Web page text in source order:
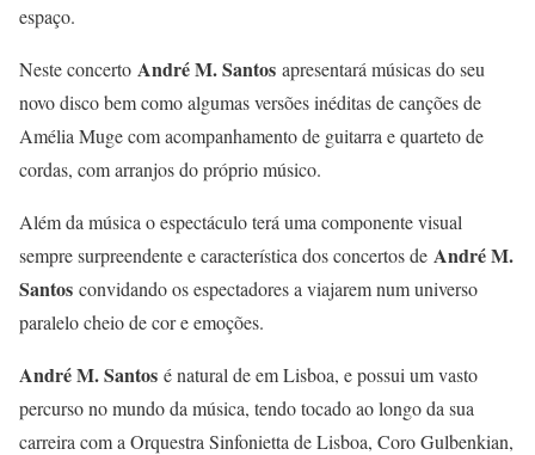
espaço.
Neste concerto André M. Santos apresentará músicas do seu
novo disco bem como algumas versões inéditas de canções de
Amélia Muge com acompanhamento de guitarra e quarteto de
cordas, com arranjos do próprio músico.
Além da música o espectáculo terá uma componente visual
sempre surpreendente e característica dos concertos de André M.
Santos convidando os espectadores a viajarem num universo
paralelo cheio de cor e emoções.
André M. Santos é natural de em Lisboa, e possui um vasto
percurso no mundo da música, tendo tocado ao longo da sua
carreira com a Orquestra Sinfonietta de Lisboa, Coro Gulbenkian,